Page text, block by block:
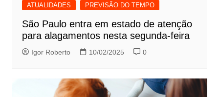
ATUALIDADES PREVISÃO DO TEMPO
São Paulo entra em estado de atenção
para alagamentos nesta segunda-feira
Igor Roberto 10/02/2025 0